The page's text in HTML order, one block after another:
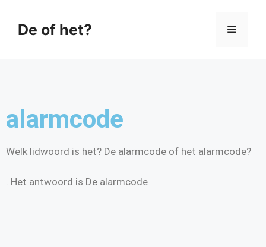
De of het?
alarmcode
Welk lidwoord is het? De alarmcode of het alarmcode?
. Het antwoord is De alarmcode